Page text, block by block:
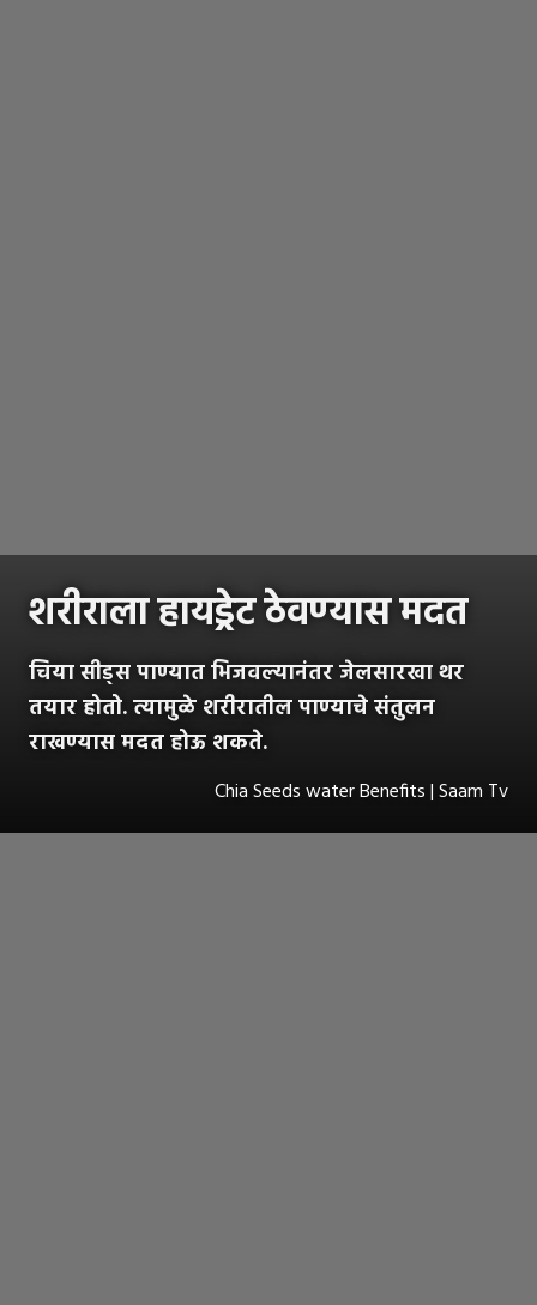
शरीराला हायड्रेट ठेवण्यास मदत
चिया सीड्स पाण्यात भिजवल्यानंतर जेलसारखा थर
तयार होतो. त्यामुळे शरीरातील पाण्याचे संतुलन
राखण्यास मदत होऊ शकते.
Chia Seeds water Benefits | Saam Tv